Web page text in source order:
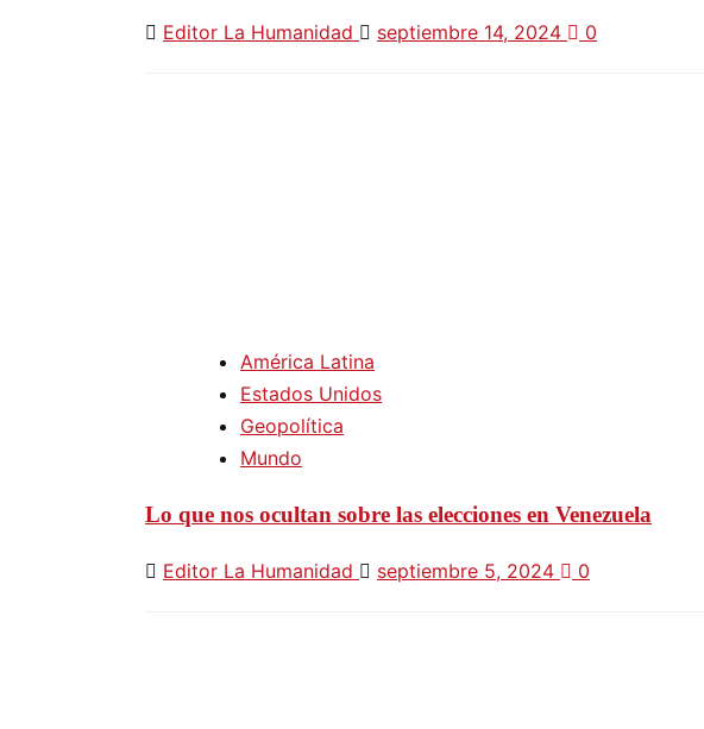
Editor La Humanidad septiembre 14, 2024 0
América Latina
Estados Unidos
Geopolítica
Mundo
Lo que nos ocultan sobre las elecciones en Venezuela
Editor La Humanidad septiembre 5, 2024 0